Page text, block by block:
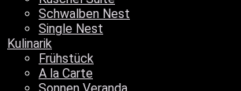
Schwalben Nest
Single Nest
Kulinarik
Frühstück
A la Carte